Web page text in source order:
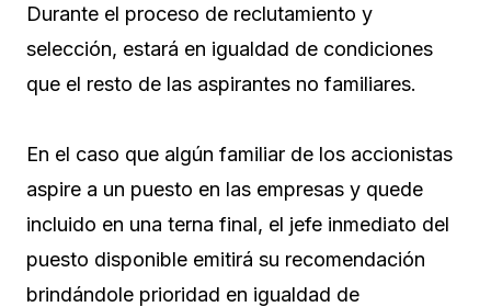
Durante el proceso de reclutamiento y
selección, estará en igualdad de condiciones
que el resto de las aspirantes no familiares.
En el caso que algún familiar de los accionistas
aspire a un puesto en las empresas y quede
incluido en una terna final, el jefe inmediato del
puesto disponible emitirá su recomendación
brindándole prioridad en igualdad de